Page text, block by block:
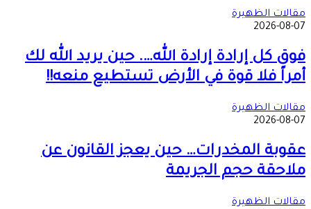
مقالات الظهيرة
2026-08-07
فوق كل إرادة إرادة الله…. حين يريد الله لك
أمراً فلا قوة في الأرض تستطيع منعه!!
مقالات الظهيرة
2026-08-07
عقوبة المخدرات… حين يعجز القانون عن
ملاحقة حجم الجريمة
مقالات الظهيرة